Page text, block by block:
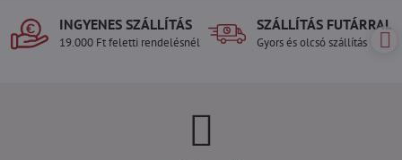
INGYENES SZÁLLÍTÁS
19.000 Ft feletti rendelésnél
SZÁLLÍTÁS FUTÁRRAL
Gyors és olcsó szállítás